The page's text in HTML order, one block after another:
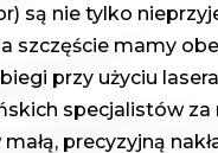
są nie tylko
szczęście mamy
przy użyciu
specjalistów
precyzyjną